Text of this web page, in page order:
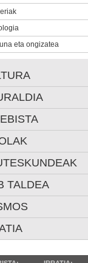
eta ongizatea
TALDEA